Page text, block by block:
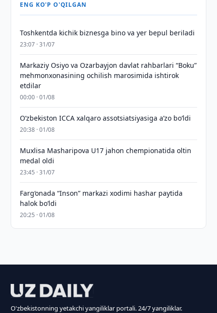
ENG KO'P O'QILGAN
Toshkentda kichik biznesga bino va yer bepul beriladi
23:07 · 31/07
Markaziy Osiyo va Ozarbayjon davlat rahbarlari “Boku”
mehmonxonasining ochilish marosimida ishtirok
etdilar
00:00 · 01/08
O‘zbekiston ICCA xalqaro assotsiatsiyasiga aʼzo bo‘ldi
20:38 · 01/08
Muxlisa Masharipova U17 jahon chempionatida oltin
medal oldi
23:45 · 31/07
Farg‘onada “Inson” markazi xodimi hashar paytida
halok bo‘ldi
20:25 · 01/08
O'zbekistonning yetakchi yangiliklar portali. 24/7 yangiliklar.